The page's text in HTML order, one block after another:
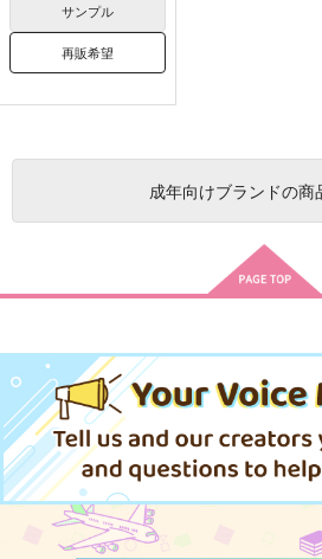
サンプル
再販希望
成年向けブランドの商